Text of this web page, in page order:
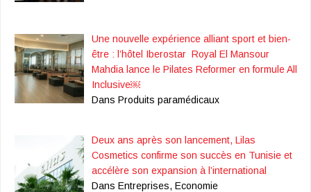
Une nouvelle expérience alliant sport et bien-
être : l’hôtel Iberostar Royal El Mansour
Mahdia lance le Pilates Reformer en formule All
Inclusive￼
Dans Produits paramédicaux
Deux ans après son lancement, Lilas
Cosmetics confirme son succès en Tunisie et
accélère son expansion à l’international
Dans Entreprises, Economie